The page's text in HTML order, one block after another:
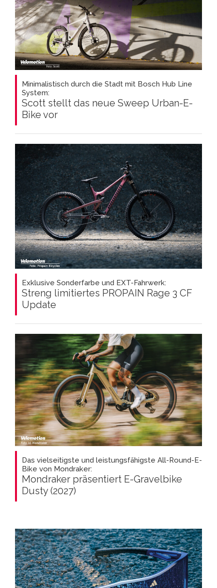
Minimalistisch durch die Stadt mit Bosch Hub Line
System:
Scott stellt das neue Sweep Urban-E-
Bike vor
Exklusive Sonderfarbe und EXT-Fahrwerk:
Streng limitiertes PROPAIN Rage 3 CF
Update
Das vielseitigste und leistungsfähigste All-Round-E-
Bike von Mondraker:
Mondraker präsentiert E-Gravelbike
Dusty (2027)